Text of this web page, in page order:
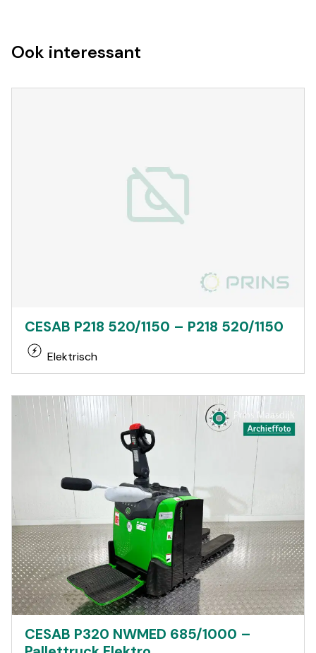
Ook interessant
CESAB P218 520/1150 – P218 520/1150
Elektrisch
CESAB P320 NWMED 685/1000 –